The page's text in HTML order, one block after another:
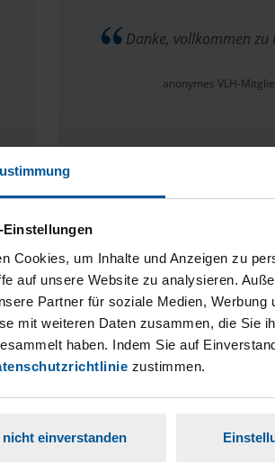
Einstellungen
Cookies, um Inhalte und Anzeigen zu
auf unsere Website zu analysieren.
Partner für soziale Medien,
mit weiteren Daten zusammen, die Sie
haben. Indem Sie auf
zustimmen.
nicht einverstanden
Danke, vollkommen zu
anonymes VLH-
Machen Sie weiter wie
anonymes VLH-Mitglied